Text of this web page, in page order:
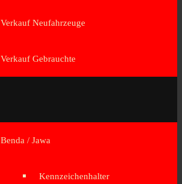
Verkauf Neufahrzeuge
Verkauf Gebrauchte
Benda / Jawa
Kennzeichenhalter